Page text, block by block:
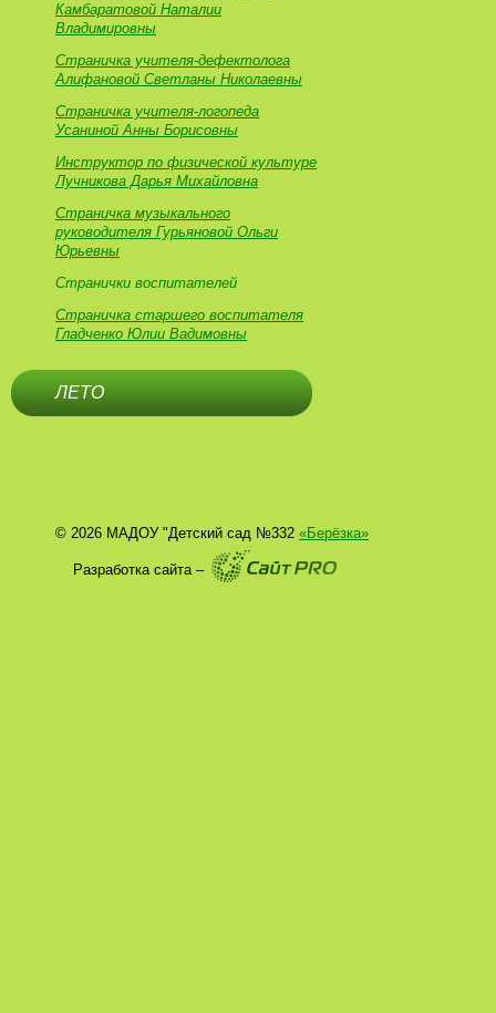
Камбаратовой Наталии
Владимировны
Страничка учителя-дефектолога
Алифановой Светланы Николаевны
Страничка учителя-логопеда
Усаниной Анны Борисовны
Инструктор по физической культуре
Лучникова Дарья Михайловна
Страничка музыкального
руководителя Гурьяновой Ольги
Юрьевны
Странички воспитателей
Страничка старшего воспитателя
Гладченко Юлии Вадимовны
ЛЕТО
© 2026 МАДОУ "Детский сад №332 «Берёзка»
Разработка сайта –